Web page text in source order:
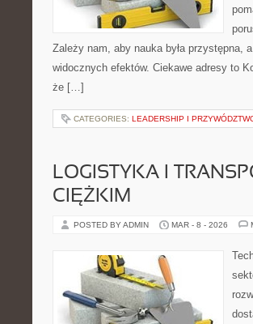
Zależy nam, aby nauka była przystępna,
widocznych efektów. Ciekawe adresy to
że […]
CATEGORIES: LEADERSHIP I
LOGISTYKA I
CIĘŻKIM
POSTED BY ADMIN MAR - 8 - 2026